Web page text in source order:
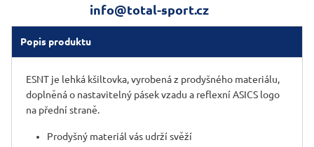
info@total-sport.cz
Popis produktu
ESNT je lehká kšiltovka, vyrobená z prodyšného materiálu,
doplněná o nastavitelný pásek vzadu a reflexní ASICS logo
na přední straně.
Prodyšný materiál vás udrží svěží